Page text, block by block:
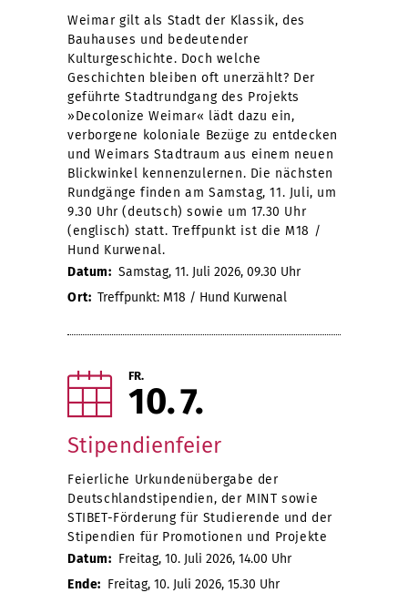
Weimar gilt als Stadt der Klassik, des
Bauhauses und bedeutender
Kulturgeschichte. Doch welche
Geschichten bleiben oft unerzählt? Der
geführte Stadtrundgang des Projekts
»Decolonize Weimar« lädt dazu ein,
verborgene koloniale Bezüge zu entdecken
und Weimars Stadtraum aus einem neuen
Blickwinkel kennenzulernen. Die nächsten
Rundgänge finden am Samstag, 11. Juli, um
9.30 Uhr (deutsch) sowie um 17.30 Uhr
(englisch) statt. Treffpunkt ist die M18 /
Hund Kurwenal.
Datum: Samstag, 11. Juli 2026, 09.30 Uhr
Ort: Treffpunkt: M18 / Hund Kurwenal
FR.
10 7
Stipendienfeier
Feierliche Urkundenübergabe der
Deutschlandstipendien, der MINT sowie
STIBET-Förderung für Studierende und der
Stipendien für Promotionen und Projekte
Datum: Freitag, 10. Juli 2026, 14.00 Uhr
Ende: Freitag, 10. Juli 2026, 15.30 Uhr